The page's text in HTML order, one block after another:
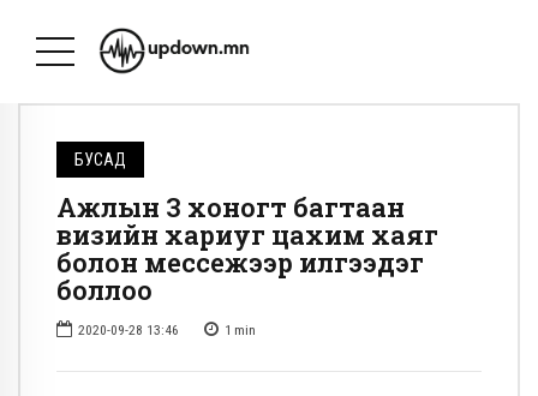
БУСАД
Ажлын 3 хоногт багтаан
визийн хариуг цахим хаяг
болон мессежээр илгээдэг
боллоо
2020-09-28 13:46 1 min